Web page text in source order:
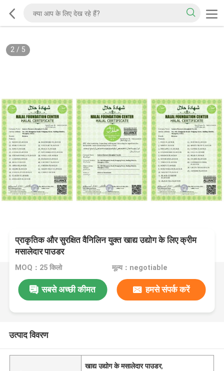
2/ 5
प्राकृतिक और सुरक्षित वैनिलिन युक्त खाद्य उद्योग के लिए क्रीम
मसालेदार पाउडर
MOQ：25 किलो मूल्य：negotiable
सबसे अच्छी कीमत हमसे संपर्क करें
उत्पाद विवरण
खाद्य उद्योग के मसालेदार पाउडर,